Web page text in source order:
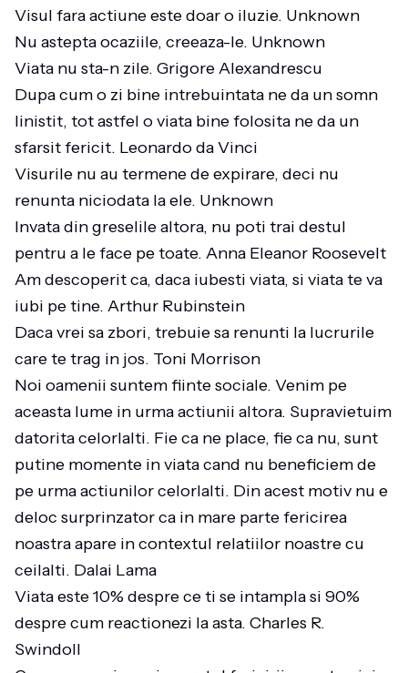
Visul fara actiune este doar o iluzie. Unknown
Nu astepta ocaziile, creeaza-le. Unknown
Viata nu sta-n zile. Grigore Alexandrescu
Dupa cum o zi bine intrebuintata ne da un somn
linistit, tot astfel o viata bine folosita ne da un
sfarsit fericit. Leonardo da Vinci
Visurile nu au termene de expirare, deci nu
renunta niciodata la ele. Unknown
Invata din greselile altora, nu poti trai destul
pentru a le face pe toate. Anna Eleanor Roosevelt
Am descoperit ca, daca iubesti viata, si viata te va
iubi pe tine. Arthur Rubinstein
Daca vrei sa zbori, trebuie sa renunti la lucrurile
care te trag in jos. Toni Morrison
Noi oamenii suntem fiinte sociale. Venim pe
aceasta lume in urma actiunii altora. Supravietuim
datorita celorlalti. Fie ca ne place, fie ca nu, sunt
putine momente in viata cand nu beneficiem de
pe urma actiunilor celorlalti. Din acest motiv nu e
deloc surprinzator ca in mare parte fericirea
noastra apare in contextul relatiilor noastre cu
ceilalti. Dalai Lama
Viata este 10% despre ce ti se intampla si 90%
despre cum reactionezi la asta. Charles R.
Swindoll